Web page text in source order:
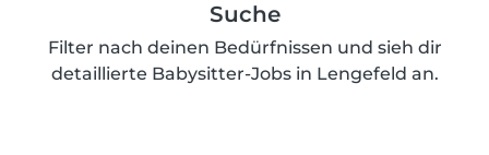
Suche
Filter nach deinen Bedürfnissen und sieh dir
detaillierte Babysitter-Jobs in Lengefeld an.